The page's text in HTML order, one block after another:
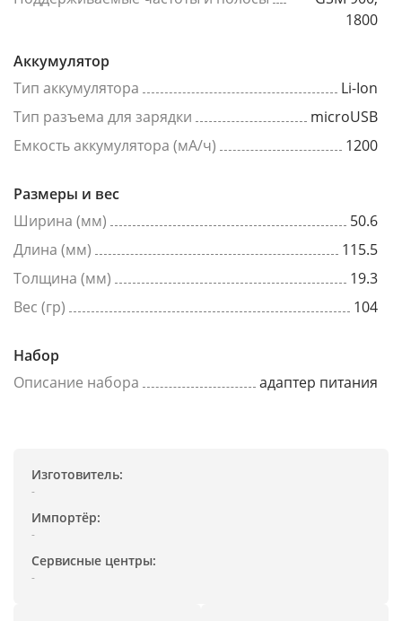
1800
Аккумулятор
Тип аккумулятора
Li-Ion
Тип разъема для зарядки
microUSB
Емкость аккумулятора (мА/ч)
1200
Размеры и вес
Ширина (мм)
50.6
Длина (мм)
115.5
Толщина (мм)
19.3
Вес (гр)
104
Набор
Описание набора
адаптер питания
Изготовитель:
-
Импортёр:
-
Сервисные центры:
-